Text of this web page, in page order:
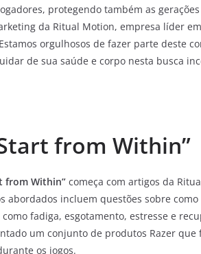
protegendo também as
da Ritual Motion, empresa líder
orgulhosos de fazer parte deste
de sua saúde e corpo nesta busca
from Within”
from Within” começa com artigos da
abordados incluem questões sobre
fadiga, esgotamento, estresse e
um conjunto de produtos Razer
os jogos.